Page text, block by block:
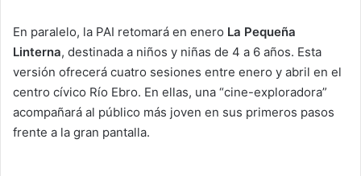
En paralelo, la PAI retomará en enero La Pequeña
Linterna, destinada a niños y niñas de 4 a 6 años. Esta
versión ofrecerá cuatro sesiones entre enero y abril en el
centro cívico Río Ebro. En ellas, una “cine-exploradora”
acompañará al público más joven en sus primeros pasos
frente a la gran pantalla.